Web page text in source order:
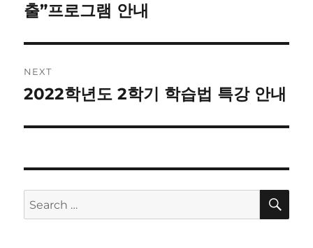
post:
출”프로그램 안내
NEXT
Next
2022학년도 2학기 학습법 특강 안내
Search
for: